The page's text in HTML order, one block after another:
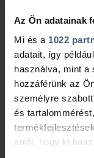
Az Ön adatainak
Mi és a 1022
adatait, így
használva, mint a
hozzáférünk az
személyre
és
arról, hogy ki